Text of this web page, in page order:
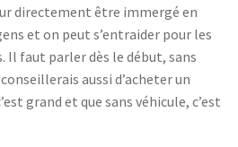
directement être immergé en
et on peut s’entraider pour les
Il faut parler dès le début, sans
aussi d’acheter un
grand et que sans véhicule, c’est